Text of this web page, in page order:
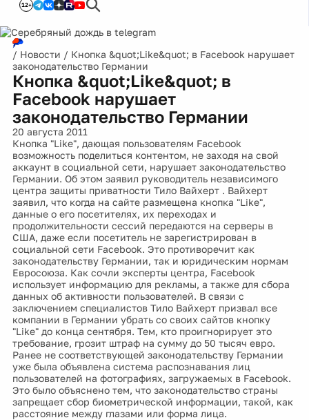
12+
/ Новости / Кнопка &quot;Like&quot; в Facebook нарушает
законодательство Германии
Кнопка &quot;Like&quot; в
Facebook нарушает
законодательство Германии
20 августа 2011
Кнопка "Like", дающая пользователям Facebook
возможность поделиться контентом, не заходя на свой
аккаунт в социальной сети, нарушает законодательство
Германии. Об этом заявил руководитель независимого
центра защиты приватности Тило Вайхерт . Вайхерт
заявил, что когда на сайте размещена кнопка "Like",
данные о его посетителях, их переходах и
продолжительности сессий передаются на серверы в
США, даже если посетитель не зарегистрирован в
социальной сети Facebook. Это противоречит как
законодательству Германии, так и юридическим нормам
Евросоюза. Как сочли эксперты центра, Facebook
использует информацию для рекламы, а также для сбора
данных об активности пользователей. В связи с
заключением специалистов Тило Вайхерт призвал все
компании в Германии убрать со своих сайтов кнопку
"Like" до конца сентября. Тем, кто проигнорирует это
требование, грозит штраф на сумму до 50 тысяч евро.
Ранее не соответствующей законодательству Германии
уже была объявлена система распознавания лиц
пользователей на фотографиях, загружаемых в Facebook.
Это было объяснено тем, что законодательство страны
запрещает сбор биометрической информации, такой, как
расстояние между глазами или форма лица.